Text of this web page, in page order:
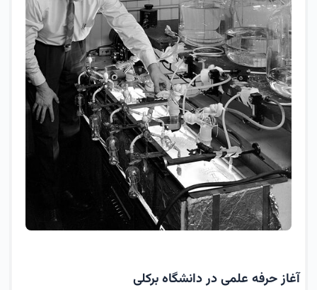
آغاز حرفه علمی در دانشگاه برکلی